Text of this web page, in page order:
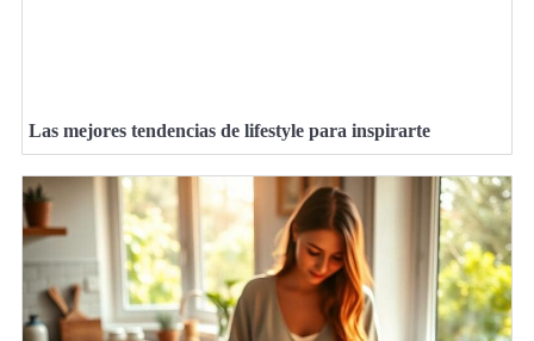
Las mejores tendencias de lifestyle para inspirarte